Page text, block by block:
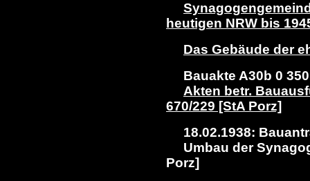
heutigen NRW bis
Das Gebäude der
Bauakte A30b 0 350
Akten betr.
670/229 [StA Porz]
18.02.1938:
Umbau der
Porz]